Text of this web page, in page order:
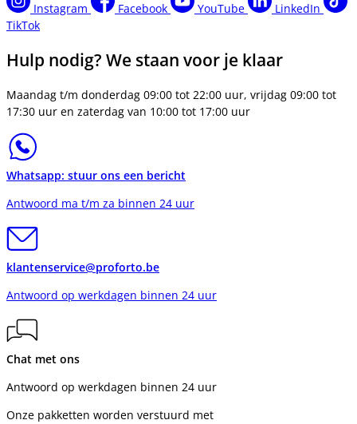
Instagram Facebook YouTube
LinkedIn
TikTok
Hulp nodig? We staan voor je klaar
Maandag t/m donderdag 09:00 tot 22:00 uur, vrijdag 09:00 tot
17:30 uur en zaterdag van 10:00 tot 17:00 uur
Whatsapp: stuur ons een bericht
Antwoord ma t/m za binnen 24 uur
klantenservice@proforto.be
Antwoord op werkdagen binnen 24 uur
Chat met ons
Antwoord op werkdagen binnen 24 uur
Onze pakketten worden verstuurd met